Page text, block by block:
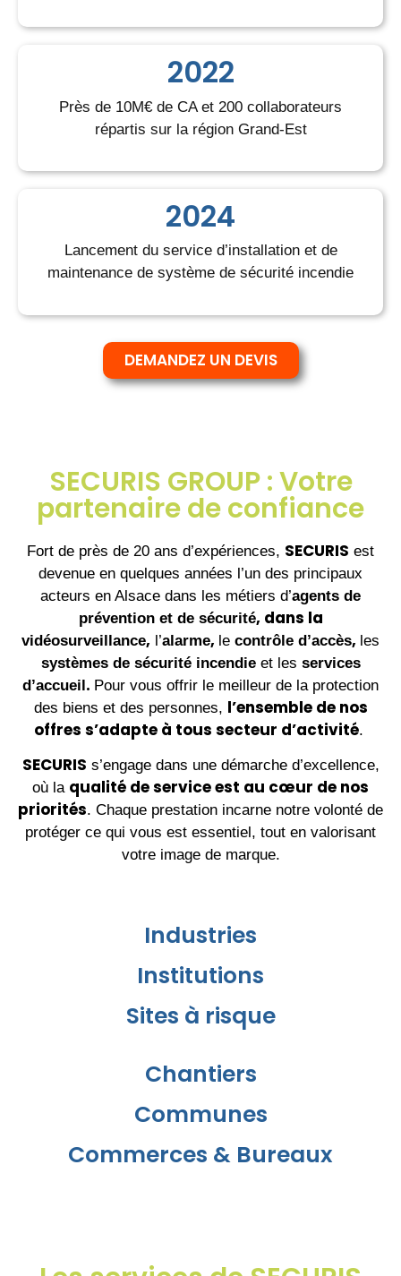
2022
Près de 10M€ de CA et 200 collaborateurs
répartis sur la région Grand-Est
2024
Lancement du service d’installation et de
maintenance de système de sécurité incendie
DEMANDEZ UN DEVIS
SECURIS GROUP : Votre
partenaire de confiance
Fort de près de 20 ans d’expériences, SECURIS est
devenue en quelques années l’un des principaux
acteurs en Alsace dans les métiers d’agents de
prévention et de sécurité, dans la
vidéosurveillance, l’alarme, le contrôle d’accès, les
systèmes de sécurité incendieet les services
d’accueil. Pour vous offrir le meilleur de la protection
des biens et des personnes, l’ensemble de nos
offres s’adapte à tous secteur d’activité.
SECURIS s’engage dans une démarche d’excellence,
où la qualité de service est au cœur de nos
priorités. Chaque prestation incarne notre volonté de
protéger ce qui vous est essentiel, tout en valorisant
votre image de marque.
Industries
Institutions
Sites à risque
Chantiers
Communes
Commerces & Bureaux